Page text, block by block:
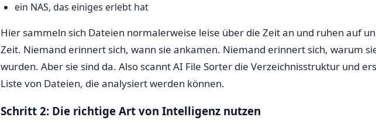
ein NAS, das einiges erlebt hat
Hier sammeln sich Dateien normalerweise leise über die Zeit an und ruhen auf
Zeit. Niemand erinnert sich, wann sie ankamen. Niemand erinnert sich, warum
wurden. Aber sie sind da. Also scannt AI File Sorter die Verzeichnisstruktur und
Liste von Dateien, die analysiert werden können.
Schritt 2: Die richtige Art von Intelligenz nutzen